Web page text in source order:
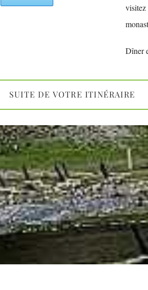
visitez
Dîner
SUITE DE VOTRE ITINÉRAIRE